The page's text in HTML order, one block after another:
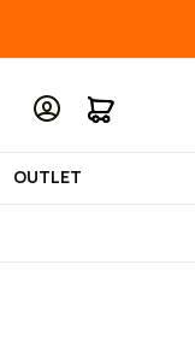
Min
OUTLET